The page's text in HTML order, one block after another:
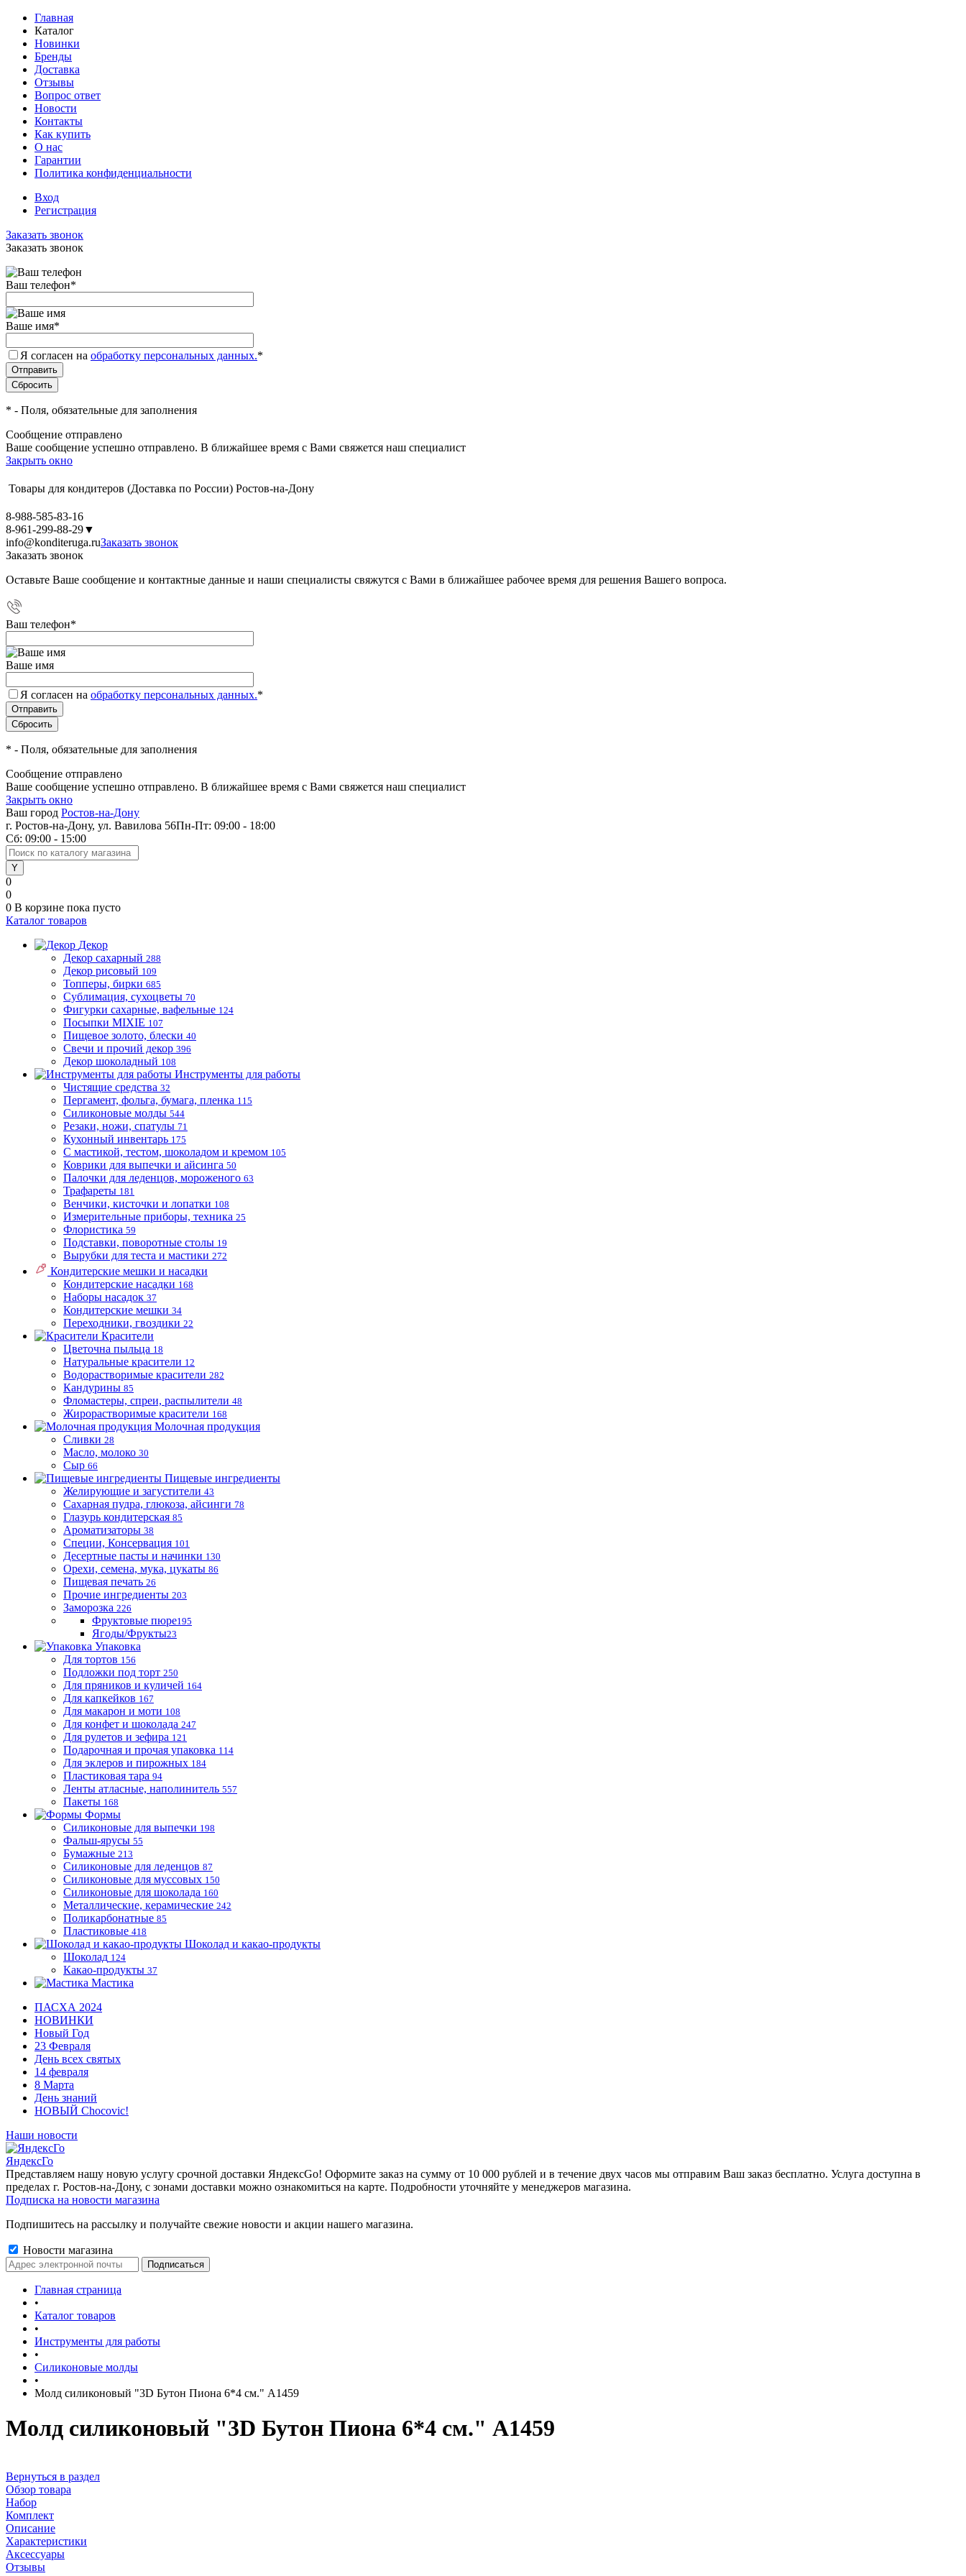
Главная
Каталог
Новинки
Бренды
Доставка
Отзывы
Вопрос ответ
Новости
Контакты
Как купить
О нас
Гарантии
Политика конфиденциальности
Вход
Регистрация
Заказать звонок
Заказать звонок
Ваш телефон*
Ваше имя*
Я согласен на обработку персональных данных.*
* - Поля, обязательные для заполнения
Сообщение отправлено
Ваше сообщение успешно отправлено. В ближайшее время с Вами свяжется наш специалист
Закрыть окно
Товары для кондитеров (Доставка по России) Ростов-на-Дону
8-988-585-83-16
8-961-299-88-29▼
info@konditeruga.ruЗаказать звонок
Заказать звонок
Оставьте Ваше сообщение и контактные данные и наши специалисты свяжутся с Вами в ближайшее рабочее время для решения Вашего вопроса.
Ваш телефон*
Ваше имя
Я согласен на обработку персональных данных.*
* - Поля, обязательные для заполнения
Сообщение отправлено
Ваше сообщение успешно отправлено. В ближайшее время с Вами свяжется наш специалист
Закрыть окно
Ваш город Ростов-на-Дону
г. Ростов-на-Дону, ул. Вавилова 56Пн-Пт: 09:00 - 18:00
Сб: 09:00 - 15:00
0
0
0 В корзине пока пусто
Каталог товаров
Декор
Декор сахарный 288
Декор рисовый 109
Топперы, бирки 685
Сублимация, сухоцветы 70
Фигурки сахарные, вафельные 124
Посыпки MIXIE 107
Пищевое золото, блески 40
Свечи и прочий декор 396
Декор шоколадный 108
Инструменты для работы
Чистящие средства 32
Пергамент, фольга, бумага, пленка 115
Силиконовые молды 544
Резаки, ножи, спатулы 71
Кухонный инвентарь 175
С мастикой, тестом, шоколадом и кремом 105
Коврики для выпечки и айсинга 50
Палочки для леденцов, мороженого 63
Трафареты 181
Венчики, кисточки и лопатки 108
Измерительные приборы, техника 25
Флористика 59
Подставки, поворотные столы 19
Вырубки для теста и мастики 272
Кондитерские мешки и насадки
Кондитерские насадки 168
Наборы насадок 37
Кондитерские мешки 34
Переходники, гвоздики 22
Красители
Цветочна пыльца 18
Натуральные красители 12
Водорастворимые красители 282
Кандурины 85
Фломастеры, спреи, распылители 48
Жирорастворимые красители 168
Молочная продукция
Сливки 28
Масло, молоко 30
Сыр 66
Пищевые ингредиенты
Желирующие и загустители 43
Сахарная пудра, глюкоза, айсинги 78
Глазурь кондитерская 85
Ароматизаторы 38
Специи, Консервация 101
Десертные пасты и начинки 130
Орехи, семена, мука, цукаты 86
Пищевая печать 26
Прочие ингредиенты 203
Заморозка 226
Фруктовые пюре195
Ягоды/Фрукты23
Упаковка
Для тортов 156
Подложки под торт 250
Для пряников и куличей 164
Для капкейков 167
Для макарон и моти 108
Для конфет и шоколада 247
Для рулетов и зефира 121
Подарочная и прочая упаковка 114
Для эклеров и пирожных 184
Пластиковая тара 94
Ленты атласные, наполинитель 557
Пакеты 168
Формы
Силиконовые для выпечки 198
Фальш-ярусы 55
Бумажные 213
Силиконовые для леденцов 87
Силиконовые для муссовых 150
Силиконовые для шоколада 160
Металлические, керамические 242
Поликарбонатные 85
Пластиковые 418
Шоколад и какао-продукты
Шоколад 124
Какао-продукты 37
Мастика
ПАСХА 2024
НОВИНКИ
Новый Год
23 Февраля
День всех святых
14 февраля
8 Марта
День знаний
НОВЫЙ Chocovic!
Наши новости
ЯндексГо
Представляем нашу новую услугу срочной доставки ЯндексGo! Оформите заказ на сумму от 10 000 рублей и в течение двух часов мы отправим Ваш заказ бесплатно. Услуга доступна в
пределах г. Ростов-на-Дону, с зонами доставки можно ознакомиться на карте. Подробности уточняйте у менеджеров магазина.
Подписка на новости магазина
Подпишитесь на рассылку и получайте свежие новости и акции нашего магазина.
Новости магазина
Главная страница
•
Каталог товаров
•
Инструменты для работы
•
Силиконовые молды
•
Молд силиконовый "3D Бутон Пиона 6*4 см." А1459
Молд силиконовый "3D Бутон Пиона 6*4 см." А1459
Вернуться в раздел
Обзор товара
Набор
Комплект
Описание
Характеристики
Аксессуары
Отзывы